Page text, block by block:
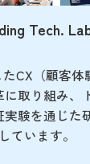
Tech.
CX（顧客体
取り組み、
験を通じた
ています。